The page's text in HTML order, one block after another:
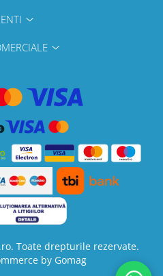
Toate drepturile rezervate.
by Gomag